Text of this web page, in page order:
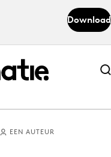
Download
Abonneer nu
Abonneer nu
EEN AUTEUR